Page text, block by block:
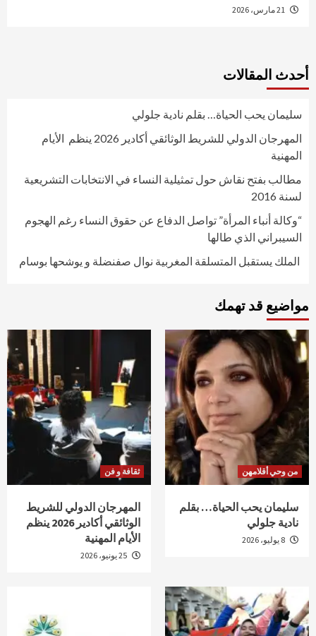
أحدث المقالات
سليمان يحب الحياة… بقلم نادية جلولي
المهرجان الدولي للشريط الوثائقي أكادير 2026 ينظم الأيام
المهنية
مطالب بفتح نقاش حول تمثيلية النساء في الانتخابات التشريعية
لسنة 2016
“وكالة أنباء المرأة” تواصل الدفاع عن حقوق النساء رغم الهجوم
السيبراني الذي طالها
الملك يستقبل المتسلقة المغربية نوال صفنضلة و يوشحها بوسام
مواضيع قد تهمك
من وحي أقلامهن
سليمان يحب الحياة… بقلم
نادية جلولي
ثقافة و فن
المهرجان الدولي للشريط
الوثائقي أكادير 2026 ينظم
الأيام المهنية